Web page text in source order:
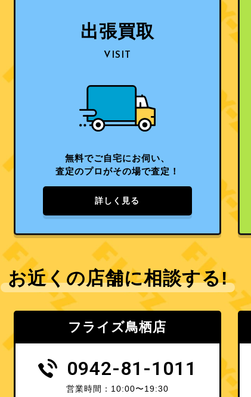
出張買取
VISIT
無料でご自宅にお伺い、
査定のプロがその場で査定！
詳しく見る
お近くの店舗に相談する!
フライズ鳥栖店
0942-81-1011
営業時間：10:00〜19:30